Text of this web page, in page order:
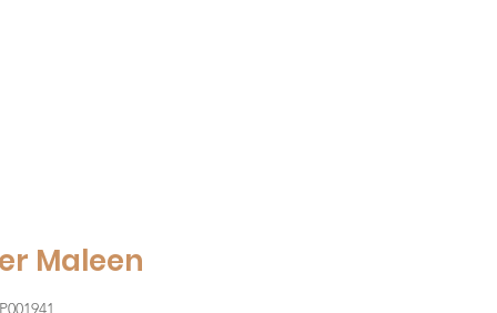
Maleen